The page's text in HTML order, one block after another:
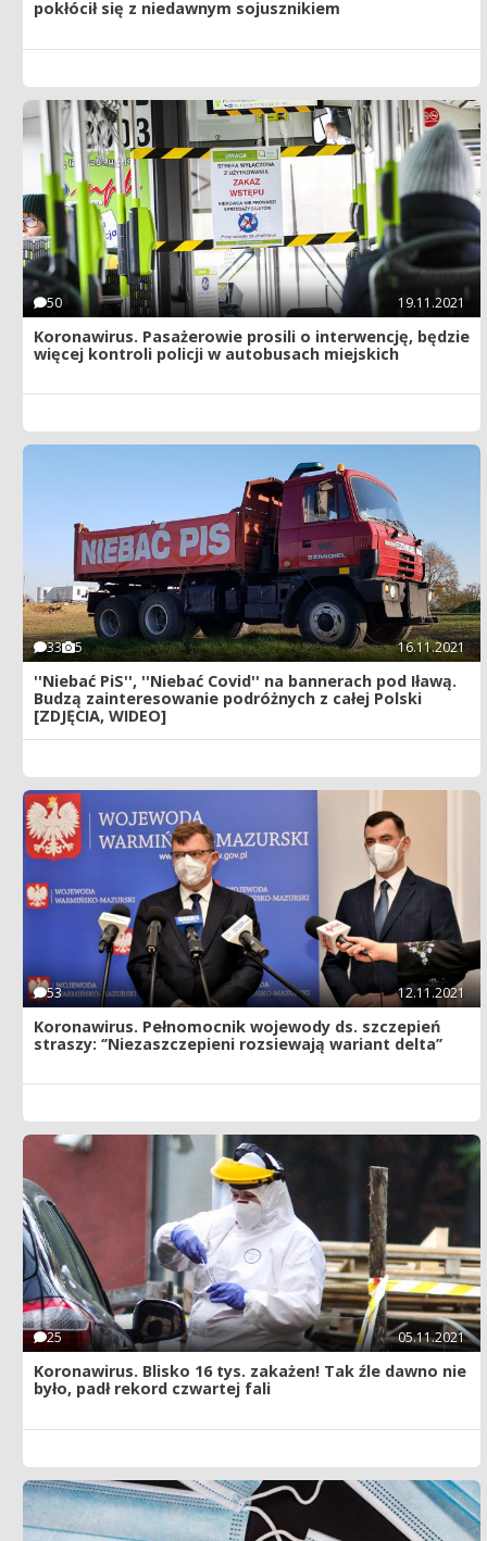
pokłócił się z niedawnym sojusznikiem
50 19.11.2021
Koronawirus. Pasażerowie prosili o interwencję, będzie
więcej kontroli policji w autobusach miejskich
33 5 16.11.2021
''Niebać PiS'', ''Niebać Covid'' na bannerach pod Iławą.
Budzą zainteresowanie podróżnych z całej Polski
[ZDJĘCIA, WIDEO]
53 12.11.2021
Koronawirus. Pełnomocnik wojewody ds. szczepień
straszy: ‘’Niezaszczepieni rozsiewają wariant delta’’
25 05.11.2021
Koronawirus. Blisko 16 tys. zakażen! Tak źle dawno nie
było, padł rekord czwartej fali